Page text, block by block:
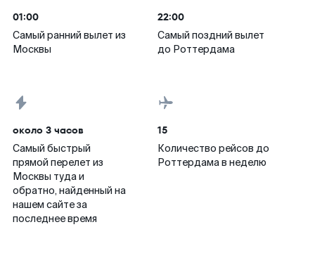
01:00
Самый ранний вылет из
Москвы
22:00
Самый поздний вылет
до Роттердама
около 3 часов
Самый быстрый
прямой перелет из
Москвы туда и
обратно, найденный на
нашем сайте за
последнее время
15
Количество рейсов до
Роттердама в неделю